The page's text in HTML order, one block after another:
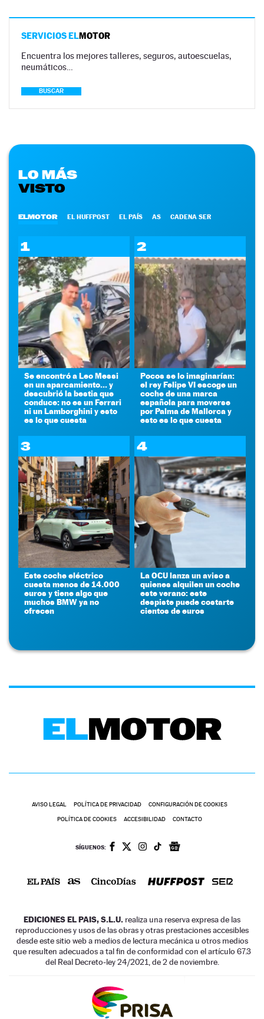
SERVICIOS ELMOTOR
Encuentra los mejores talleres, seguros, autoescuelas,
neumáticos…
BUSCAR
LO MÁS
VISTO
ELMOTOR EL HUFFPOST EL PAÍS AS CADENA SER
1
Se encontró a Leo Messi
en un aparcamiento... y
descubrió la bestia que
conduce: no es un Ferrari
ni un Lamborghini y esto
es lo que cuesta
2
Pocos se lo imaginarían:
el rey Felipe VI escoge un
coche de una marca
española para moverse
por Palma de Mallorca y
esto es lo que cuesta
3
Este coche eléctrico
cuesta menos de 14.000
euros y tiene algo que
muchos BMW ya no
ofrecen
4
La OCU lanza un aviso a
quienes alquilen un coche
este verano: este
despiste puede costarte
cientos de euros
AVISO LEGAL POLÍTICA DE PRIVACIDAD CONFIGURACIÓN DE COOKIES
POLÍTICA DE COOKIES ACCESIBILIDAD CONTACTO
SÍGUENOS:
EDICIONES EL PAIS, S.L.U. realiza una reserva expresa de las
reproducciones y usos de las obras y otras prestaciones accesibles
desde este sitio web a medios de lectura mecánica u otros medios
que resulten adecuados a tal fin de conformidad con el artículo 67.3
del Real Decreto-ley 24/2021, de 2 de noviembre.